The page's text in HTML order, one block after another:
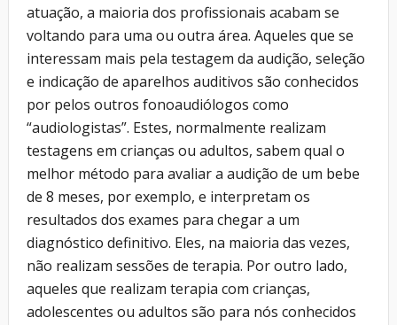
atuação, a maioria dos profissionais acabam se
voltando para uma ou outra área. Aqueles que se
interessam mais pela testagem da audição, seleção
e indicação de aparelhos auditivos são conhecidos
por pelos outros fonoaudiólogos como
“audiologistas”. Estes, normalmente realizam
testagens em crianças ou adultos, sabem qual o
melhor método para avaliar a audição de um bebe
de 8 meses, por exemplo, e interpretam os
resultados dos exames para chegar a um
diagnóstico definitivo. Eles, na maioria das vezes,
não realizam sessões de terapia. Por outro lado,
aqueles que realizam terapia com crianças,
adolescentes ou adultos são para nós conhecidos